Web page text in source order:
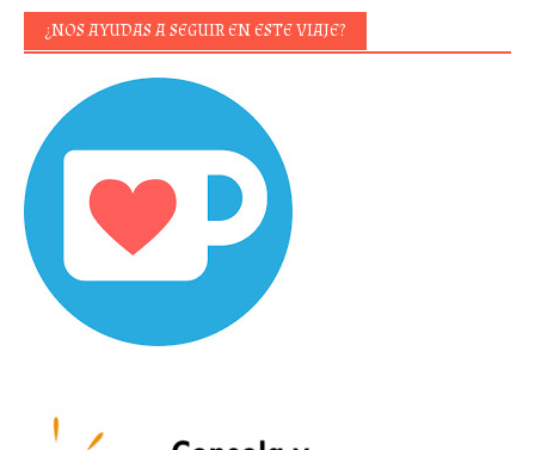
¿NOS AYUDAS A SEGUIR EN ESTE VIAJE?